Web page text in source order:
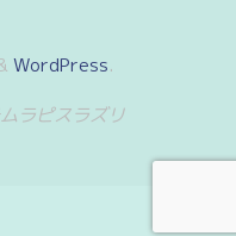
WordPress.
ラピスラズリ